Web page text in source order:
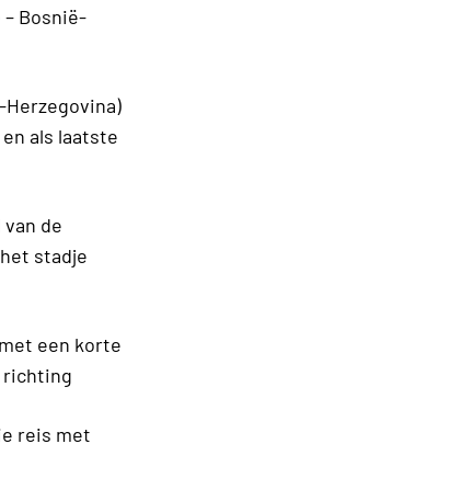
Bosnië-
als laatste
de
stadje
een korte
richting
reis met